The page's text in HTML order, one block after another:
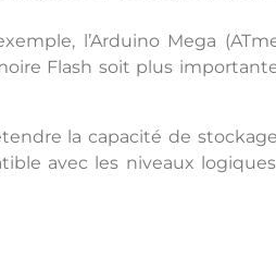
l’Arduino Mega
Flash soit plus
la capacité de
avec les niveaux logiques